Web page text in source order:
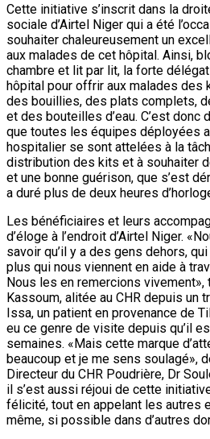
Cette initiative s’inscrit dans la
sociale d’Airtel Niger qui a été
souhaiter chaleureusement un
aux malades de cet hôpital. Ainsi,
chambre et lit par lit, la forte
hôpital pour offrir aux malades des
des bouillies, des plats complets,
et des bouteilles d’eau. C’est donc
que toutes les équipes déployées
hospitalier se sont attelées à la
distribution des kits et à souhaiter
et une bonne guérison, que s’est
a duré plus de deux heures
Les bénéficiaires et leurs
d’éloge à l’endroit d’Airtel Niger.
savoir qu’il y a des gens dehors,
plus qui nous viennent en aide à
Nous les en remercions vivement»,
Kassoum, alitée au CHR depuis un
Issa, un patient en provenance de
eu ce genre de visite depuis qu’il
semaines. «Mais cette marque
beaucoup et je me sens soulagé»,
Directeur du CHR Poudrière, Dr
il s’est aussi réjoui de cette
félicité, tout en appelant les autres
même, si possible dans d’autres